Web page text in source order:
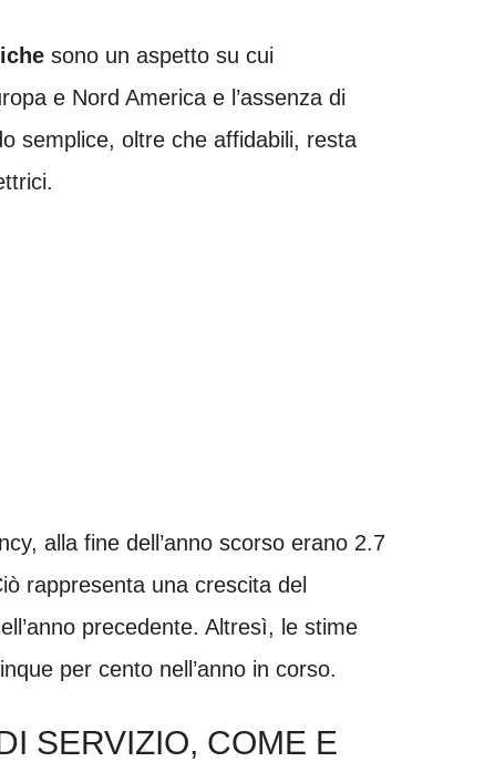
sono un aspetto su cui
e Nord America e l’assenza di
semplice, oltre che affidabili, resta
alla fine dell’anno scorso erano 2.7
rappresenta una crescita del
precedente. Altresì, le stime
per cento nell’anno in corso.
SERVIZIO, COME E